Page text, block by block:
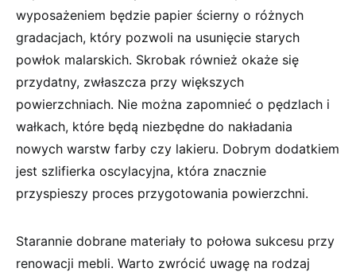
wyposażeniem będzie ⁢papier ścierny o różnych
gradacjach, który ⁤pozwoli na usunięcie starych
powłok malarskich. Skrobak również okaże ‌się
‌przydatny, zwłaszcza przy większych
powierzchniach. Nie można zapomnieć o pędzlach i
wałkach, które będą niezbędne do nakładania
⁢nowych warstw farby czy lakieru. Dobrym dodatkiem
jest szlifierka oscylacyjna, która znacznie
przyspieszy proces przygotowania powierzchni.
Starannie dobrane materiały to‍ połowa ⁣sukcesu przy
renowacji mebli. Warto⁤ zwrócić uwagę na rodzaj